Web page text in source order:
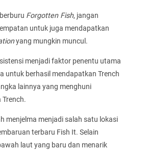
Forgotten Fish, jangan
untuk juga mendapatkan
yang mungkin muncul.
menjadi faktor penentu utama
untuk berhasil mendapatkan Trench
lainnya yang menghuni
Trench.
menjelma menjadi salah satu lokasi
terbaru Fish It. Selain
laut yang baru dan menarik